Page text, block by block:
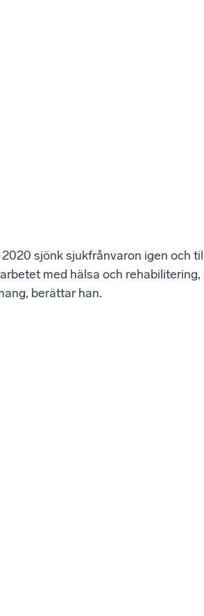
sjönk sjukfrånvaron igen och
med hälsa och
berättar han.